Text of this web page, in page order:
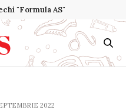
"Formula AS"
2022